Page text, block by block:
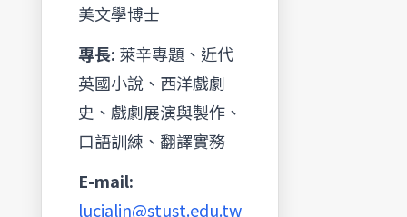
美文學博士
專長: 萊辛專題、近代
英國小說、西洋戲劇
史、戲劇展演與製作、
口語訓練、翻譯實務
E-mail:
lucialin@stust.edu.tw